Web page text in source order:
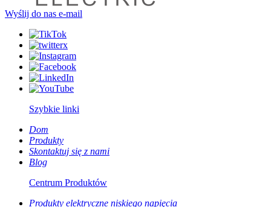
Wyślij do nas e-mail
Szybkie linki
Dom
Produkty
Skontaktuj się z nami
Blog
Centrum Produktów
Produkty elektryczne niskiego napięcia